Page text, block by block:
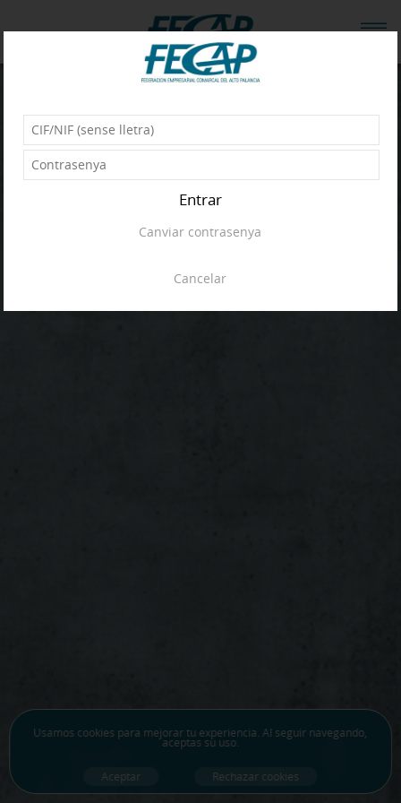
Entrar
Canviar contrasenya
Cancelar
Usamos cookies para mejorar tu experiencia. Al seguir navegando,
aceptas su uso.
Aceptar Rechazar cookies